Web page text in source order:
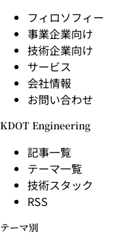
フィロソフィー
事業企業向け
技術企業向け
サービス
会社情報
お問い合わせ
KDOT Engineering
記事一覧
テーマ一覧
技術スタック
RSS
テーマ別